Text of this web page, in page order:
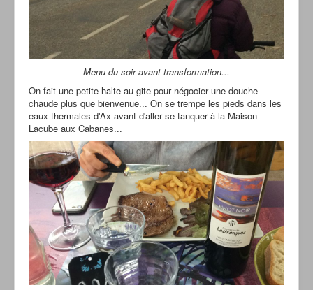
Menu du soir avant transformation...
On fait une petite halte au gite pour négocier une douche
chaude plus que bienvenue... On se trempe les pieds dans les
eaux thermales d'Ax avant d'aller se tanquer à la Maison
Lacube aux Cabanes...